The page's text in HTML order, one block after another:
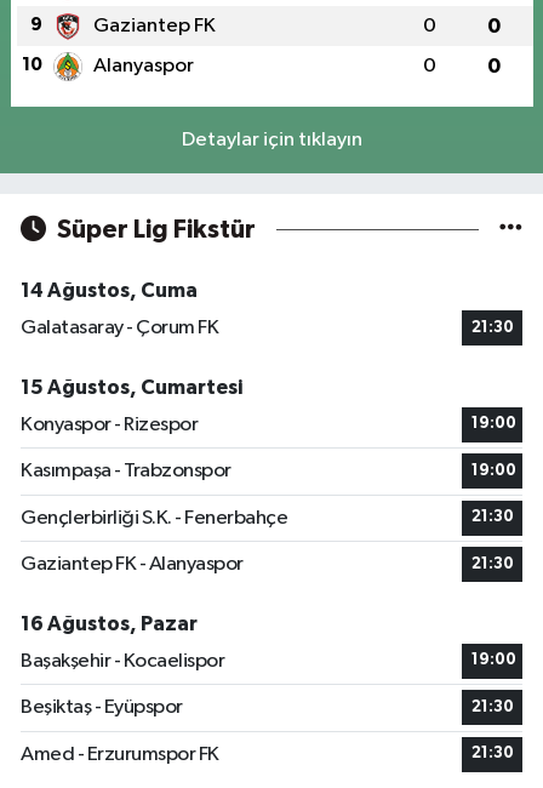
9 Gaziantep FK 0 0
10 Alanyaspor 0 0
Detaylar için tıklayın
Süper Lig Fikstür
14 Ağustos, Cuma
Galatasaray - Çorum FK
21:30
15 Ağustos, Cumartesi
Konyaspor - Rizespor
19:00
Kasımpaşa - Trabzonspor 19:00
Gençlerbirliği S.K. - Fenerbahçe 21:30
Gaziantep FK - Alanyaspor 21:30
16 Ağustos, Pazar
Başakşehir - Kocaelispor
19:00
Beşiktaş - Eyüpspor 21:30
Amed - Erzurumspor FK 21:30